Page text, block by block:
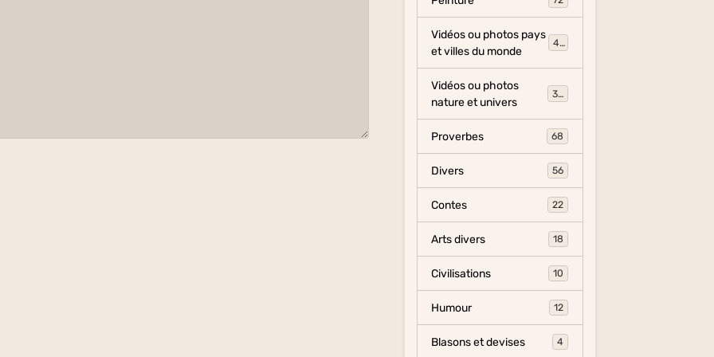
Vidéos ou photos pays
et villes du monde
454
Vidéos ou photos
nature et univers
325
Proverbes 68
Divers 56
Contes 22
Arts divers 18
Civilisations 10
Humour 12
Blasons et devises 4